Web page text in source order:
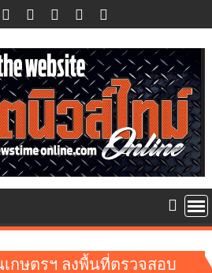
กษตรฯ ลงพื้นที่ตรวจสอบ